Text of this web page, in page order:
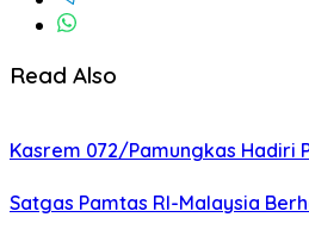
Read Also
Kasrem 072/Pamungkas Hadiri
Satgas Pamtas RI-Malaysia